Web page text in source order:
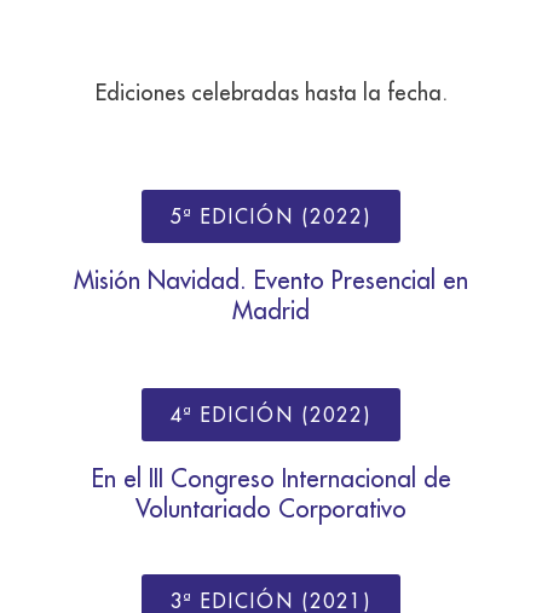
Ediciones celebradas hasta la fecha.
5ª EDICIÓN (2022)
Misión Navidad. Evento Presencial en
Madrid
4ª EDICIÓN (2022)
En el III Congreso Internacional de
Voluntariado Corporativo
3ª EDICIÓN (2021)